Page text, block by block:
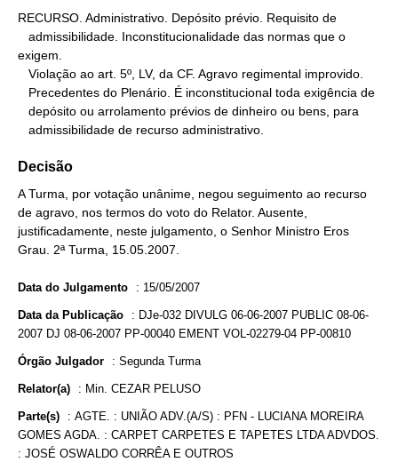
RECURSO. Administrativo. Depósito prévio. Requisito de
exigem.
   admissibilidade de recurso administrativo.
Decisão
A Turma, por votação unânime, negou seguimento ao recurso
de agravo, nos termos do voto do Relator. Ausente,
justificadamente, neste julgamento, o Senhor Ministro Eros
Grau. 2ª Turma, 15.05.2007.
Data do Julgamento : 15/05/2007
Data da Publicação : DJe-032 DIVULG 06-06-2007 PUBLIC 08-06-
2007 DJ 08-06-2007 PP-00040 EMENT VOL-02279-04 PP-00810
Órgão Julgador : Segunda Turma
Relator(a) : Min. CEZAR PELUSO
Parte(s) : AGTE. : UNIÃO ADV.(A/S) : PFN - LUCIANA MOREIRA
GOMES AGDA. : CARPET CARPETES E TAPETES LTDA ADVDOS.
: JOSÉ OSWALDO CORRÊA E OUTROS